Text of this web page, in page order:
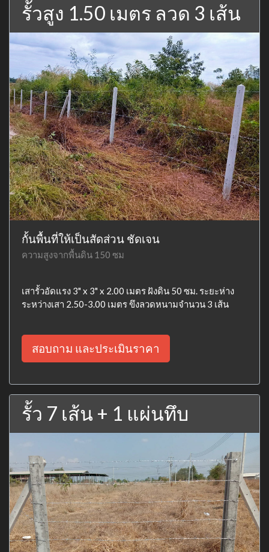
รั้วสูง 1.50 เมตร ลวด 3 เส้น
กั้นพื้นที่ให้เป็นสัดส่วน ชัดเจน
ความสูงจากพื้นดิน 150 ซม
เสารั้วอัดแรง 3" x 3" x 2.00 เมตร ฝังดิน 50 ซม. ระยะห่าง
ระหว่างเสา 2.50-3.00 เมตร ขึงลวดหนามจำนวน 3 เส้น
สอบถาม และประเมินราคา
รั้ว 7 เส้น + 1 แผ่นทึบ